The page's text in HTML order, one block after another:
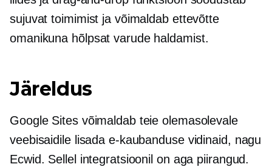
sujuvat toimimist ja võimaldab ettevõtte
omanikuna hõlpsat varude haldamist.
Järeldus
Google Sites võimaldab teie olemasolevale
veebisaidile lisada e-kaubanduse vidinaid, nagu
Ecwid. Sellel integratsioonil on aga piirangud.